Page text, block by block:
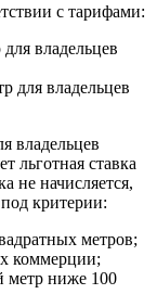
с тарифами:
владельцев
для владельцев
владельцев
льготная ставка
не начисляется,
критерии:
метров;
коммерции;
метр ниже 100